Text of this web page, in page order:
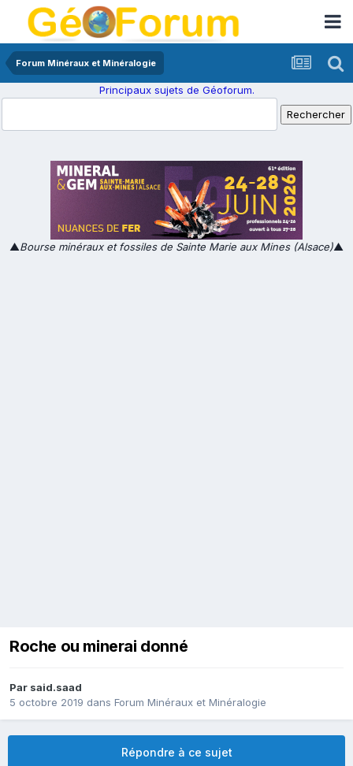
Forum Minéraux et Minéralogie
Principaux sujets de Géoforum.
▲Bourse minéraux et fossiles de Sainte Marie aux Mines (Alsace)▲
Roche ou minerai donné
Par said.saad
5 octobre 2019 dans Forum Minéraux et Minéralogie
Répondre à ce sujet